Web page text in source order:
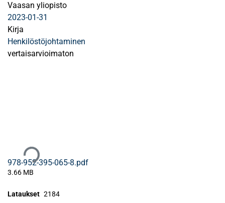
Vaasan yliopisto
2023-01-31
Kirja
Henkilöstöjohtaminen
vertaisarvioimaton
978-952-395-065-8.pdf
3.66 MB
Lataukset 2184